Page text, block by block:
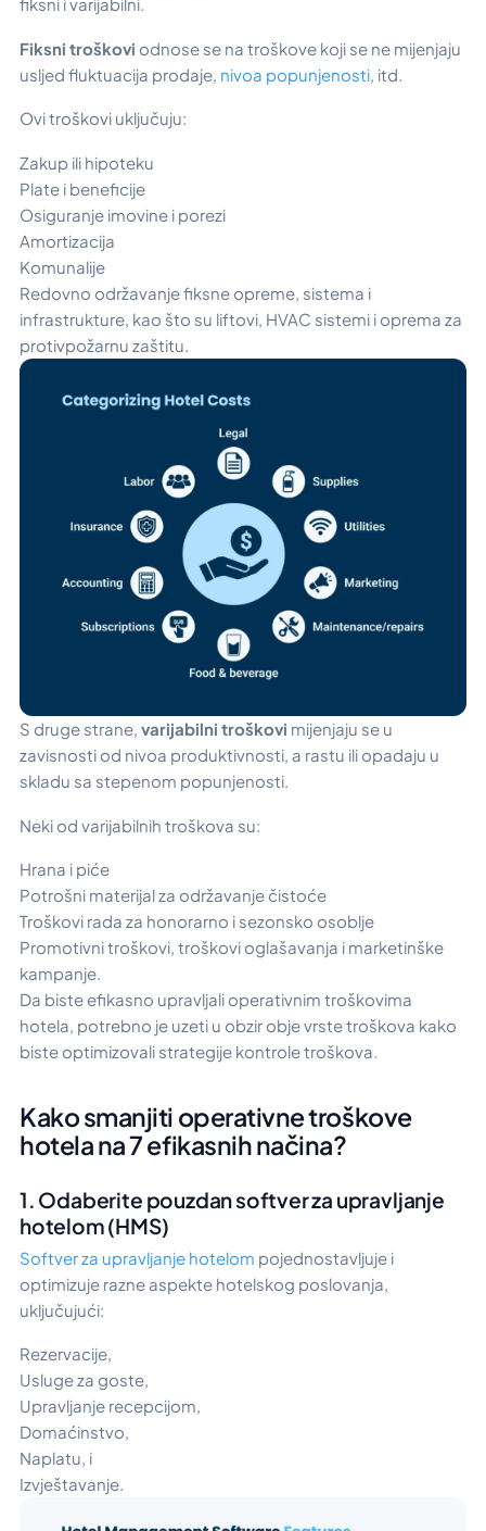
fiksni i varijabilni.
Fiksni troškovi odnose se na troškove koji se ne mijenjaju
usljed fluktuacija prodaje, nivoa popunjenosti, itd.
Ovi troškovi uključuju:
Zakup ili hipoteku
Plate i beneficije
Osiguranje imovine i porezi
Amortizacija
Komunalije
Redovno održavanje fiksne opreme, sistema i
infrastrukture, kao što su liftovi, HVAC sistemi i oprema za
protivpožarnu zaštitu.
S druge strane, varijabilni troškovi mijenjaju se u
zavisnosti od nivoa produktivnosti, a rastu ili opadaju u
skladu sa stepenom popunjenosti.
Neki od varijabilnih troškova su:
Hrana i piće
Potrošni materijal za održavanje čistoće
Troškovi rada za honorarno i sezonsko osoblje
Promotivni troškovi, troškovi oglašavanja i marketinške
kampanje.
Da biste efikasno upravljali operativnim troškovima
hotela, potrebno je uzeti u obzir obje vrste troškova kako
biste optimizovali strategije kontrole troškova.
Kako smanjiti operativne troškove
hotela na 7 efikasnih načina?
1. Odaberite pouzdan softver za upravljanje
hotelom (HMS)
Softver za upravljanje hotelom pojednostavljuje i
optimizuje razne aspekte hotelskog poslovanja,
uključujući:
Rezervacije,
Usluge za goste,
Upravljanje recepcijom,
Domaćinstvo,
Naplatu, i
Izvještavanje.